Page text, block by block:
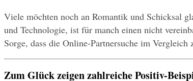
Viele möchten noch an Romantik und Schicksal
und Technologie, ist für manch einen nicht
Sorge, dass die Online-Partnersuche im
Zum Glück zeigen zahlreiche Positiv-